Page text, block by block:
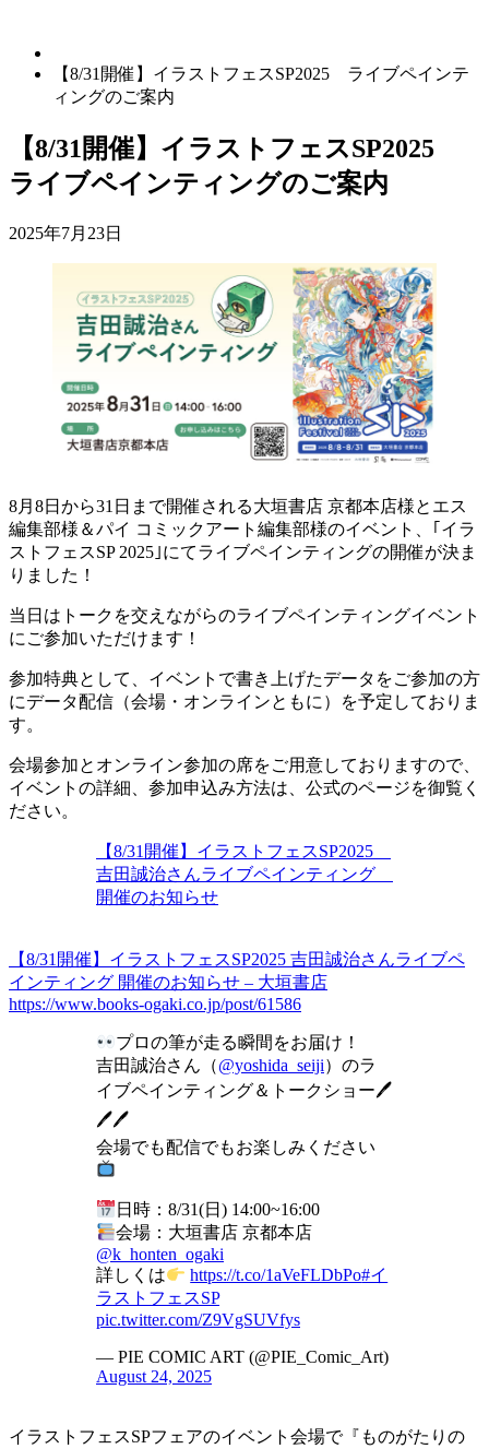
【8/31開催】イラストフェスSP2025 ライブペインテ
ィングのご案内
【8/31開催】イラストフェスSP2025
ライブペインティングのご案内
2025年7月23日
8月8日から31日まで開催される大垣書店 京都本店様とエス
編集部様＆パイ コミックアート編集部様のイベント、｢イラ
ストフェスSP 2025｣にてライブペインティングの開催が決ま
りました！
当日はトークを交えながらのライブペインティングイベント
にご参加いただけます！
参加特典として、イベントで書き上げたデータをご参加の方
にデータ配信（会場・オンラインともに）を予定しておりま
す。
会場参加とオンライン参加の席をご用意しておりますので、
イベントの詳細、参加申込み方法は、公式のページを御覧く
ださい。
【8/31開催】イラストフェスSP2025
吉田誠治さんライブペインティング
開催のお知らせ
【8/31開催】イラストフェスSP2025 吉田誠治さんライブペ
インティング 開催のお知らせ – 大垣書店
https://www.books-ogaki.co.jp/post/61586
プロの筆が走る瞬間をお届け！
吉田誠治さん（@yoshida_seiji）のラ
イブペインティング＆トークショー🖊
🖊🖊
会場でも配信でもお楽しみください
日時：8/31(日) 14:00~16:00
会場：大垣書店 京都本店
@k_honten_ogaki
詳しくは
https://t.co/1aVeFLDbPo#イ
ラストフェスSP
pic.twitter.com/Z9VgSUVfys
— PIE COMIC ART (@PIE_Comic_Art)
August 24, 2025
イラストフェスSPフェアのイベント会場で『ものがたりの